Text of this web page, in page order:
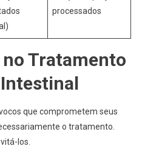
processados
Tratamento
que comprometem seus
o tratamento.
los.